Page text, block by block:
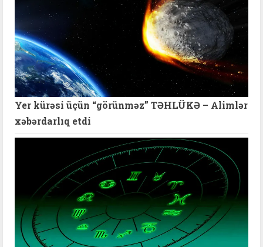
Yer kürəsi üçün “görünməz” TƏHLÜKƏ – Alimlər
xəbərdarlıq etdi